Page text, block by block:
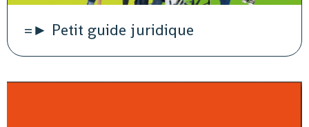
=► Petit guide juridique